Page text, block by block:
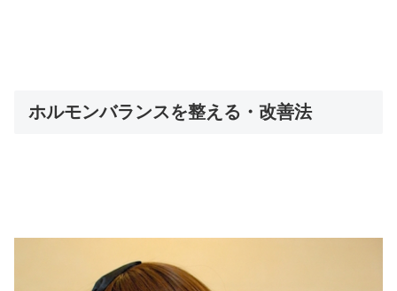
ホルモンバランスを整える・改善法